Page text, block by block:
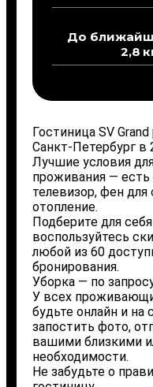
До
2,8
Гостиница SV
Санкт-Петербург в
Лучшие условия
проживания — есть
телевизор, фен
отопление.
Подберите для
воспользуйтесь
любой из 60
бронирования.
Уборка — по
У всех
будьте онлайн и
запостить фото,
вашими близкими
необходимости.
Не забудьте о